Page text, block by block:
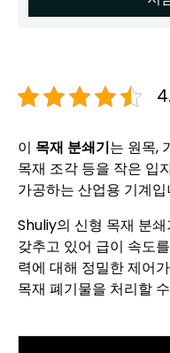
이 목재 분쇄기는 원목,
목재 조각 등을 작은 입
가공하는 산업용 기계입
Shuliy의 신형 목재 분
갖추고 있어 급이 속도
력에 대해 정밀한 제어
목재 폐기물을 처리할